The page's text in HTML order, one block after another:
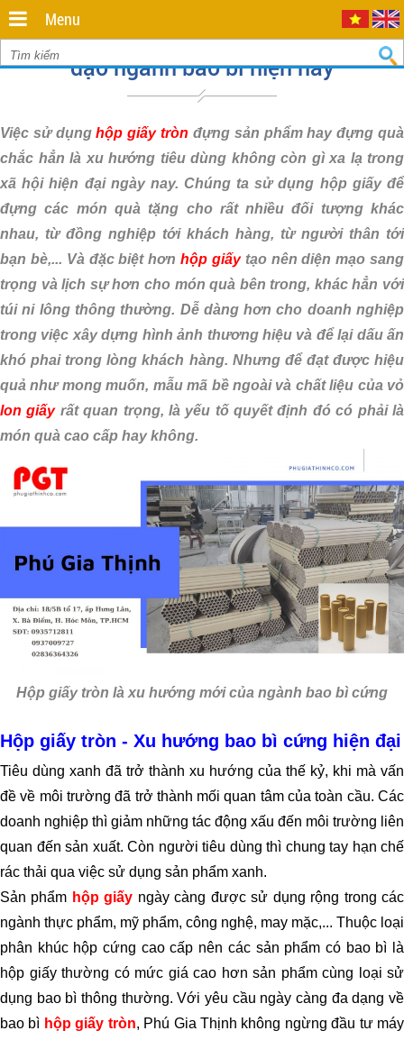
Menu
Lon giấy, hộp giấy tròn - xu hướng chủ
đạo ngành bao bì hiện nay
Việc sử dụnghộp giấy tròn đựng sản phẩm hay đựng quà
chắc hẳn là xu hướng tiêu dùng không còn gì xa lạ trong
xã hội hiện đại ngày nay. Chúng ta sử dụng hộp giấy để
đựng các món quà tặng cho rất nhiều đối tượng khác
nhau, từ đồng nghiệp tới khách hàng, từ người thân tới
bạn bè,... Và đặc biệt hơn hộp giấytạo nên diện mạo sang
trọng và lịch sự hơn cho món quà bên trong, khác hẳn với
túi ni lông thông thường. Dễ dàng hơn cho doanh nghiệp
trong việc xây dựng hình ảnh thương hiệu và để lại dấu ấn
khó phai trong lòng khách hàng. Nhưng để đạt được hiệu
quả như mong muốn, mẫu mã bề ngoài và chất liệu của vỏ
lon giấyrất quan trọng, là yếu tố quyết định đó có phải là
món quà cao cấp hay không.
Hộp giấy tròn là xu hướng mới của ngành bao bì cứng
Hộp giấy tròn - Xu hướng bao bì cứng hiện đại
Tiêu dùng xanh đã trở thành xu hướng của thế kỷ, khi mà vấn
đề về môi trường đã trở thành mối quan tâm của toàn cầu. Các
doanh nghiệp thì giảm những tác động xấu đến môi trường liên
quan đến sản xuất. Còn người tiêu dùng thì chung tay hạn chế
rác thải qua việc sử dụng sản phẩm xanh.
Sản phẩm hộp giấy ngày càng được sử dụng rộng trong các
ngành thực phẩm, mỹ phẩm, công nghệ, may mặc,... Thuộc loại
phân khúc hộp cứng cao cấp nên các sản phẩm có bao bì là
hộp giấy thường có mức giá cao hơn sản phẩm cùng loại sử
dụng bao bì thông thường. Với yêu cầu ngày càng đa dạng về
bao bì hộp giấy tròn, Phú Gia Thịnh không ngừng đầu tư máy
70000
VN.
0935
712